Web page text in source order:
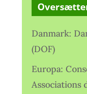
Danmark:
(DOF)
Europa:
Associations